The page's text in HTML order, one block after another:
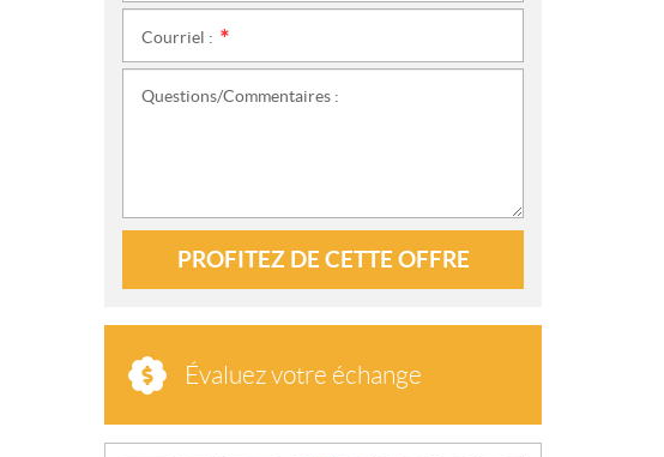
Courriel :
Questions/Commentaires :
PROFITEZ DE CETTE OFFRE
Évaluez votre échange